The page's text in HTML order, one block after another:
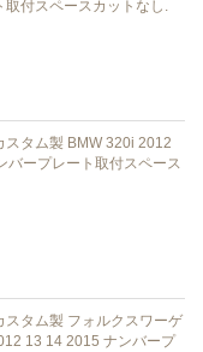
付スペースカットなし.
タム製 BMW 320i 2012
バープレート取付スペース
タム製 フォルクスワーゲ
13 14 2015 ナンバープ